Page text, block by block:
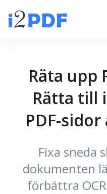
Räta upp
Rätta till
PDF-
Fixa sneda
dokumenten
förbättra